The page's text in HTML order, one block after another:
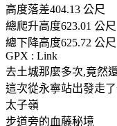
高度落差404.13 公尺
總爬升高度623.01 公尺
總下降高度625.72 公尺
GPX : Link
去土城那麼多次,竟然
這次從永寧站出發走
太子嶺
步道旁的血藤秘境